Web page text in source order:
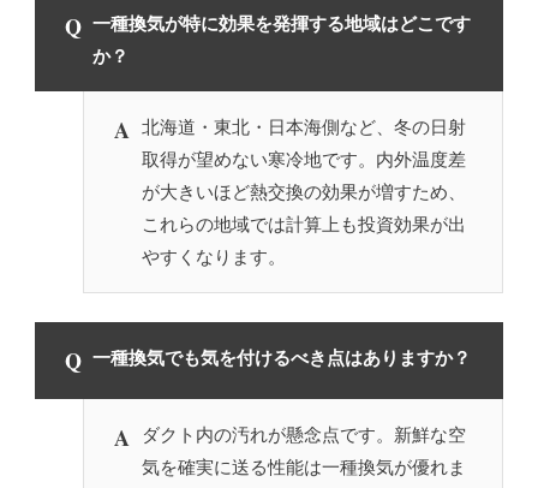
Q 一種換気が特に効果を発揮する地域はどこです
か？
A 北海道・東北・日本海側など、冬の日射
取得が望めない寒冷地です。内外温度差
が大きいほど熱交換の効果が増すため、
これらの地域では計算上も投資効果が出
やすくなります。
Q 一種換気でも気を付けるべき点はありますか？
A
ダクト内の汚れが懸念点です。新鮮な空
気を確実に送る性能は一種換気が優れま